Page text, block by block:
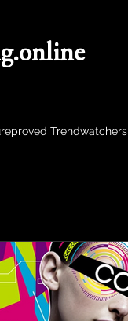
Trendwatchers